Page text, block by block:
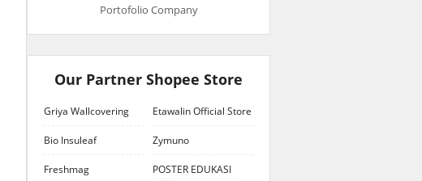
Portofolio Company
Our Partner Shopee Store
Griya Wallcovering Etawalin Official Store
Bio Insuleaf Zymuno
Freshmag
POSTER EDUKASI